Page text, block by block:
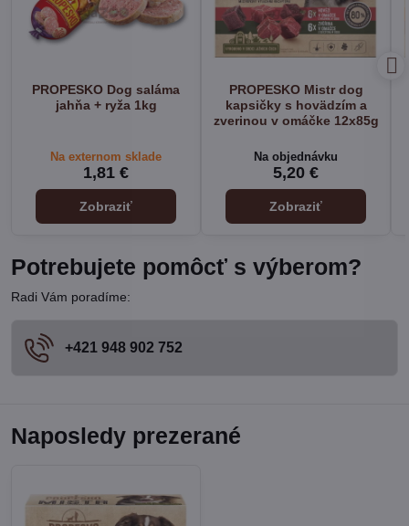
PROPESKO Dog saláma
jahňa + ryža 1kg
Na externom sklade
1,81 €
Zobraziť
PROPESKO Mistr dog
kapsičky s hovädzím a
zverinou v omáčke 12x85g
Na objednávku
5,20 €
Zobraziť
Potrebujete pomôcť s výberom?
Radi Vám poradíme:
+421 948 902 752
Naposledy prezerané